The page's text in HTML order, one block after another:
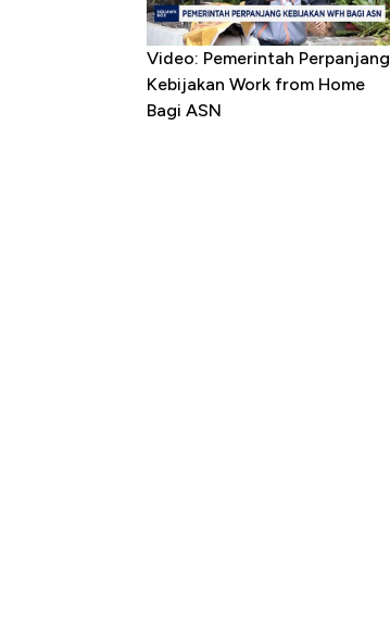
Video: Pemerintah Perpanjang
Kebijakan Work from Home
Bagi ASN